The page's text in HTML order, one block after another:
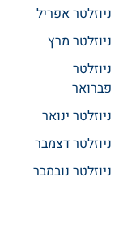
ניוזלטר אפריל
ניוזלטר מרץ
ניוזלטר
פברואר
ניוזלטר ינואר
ניוזלטר דצמבר
ניוזלטר נובמבר